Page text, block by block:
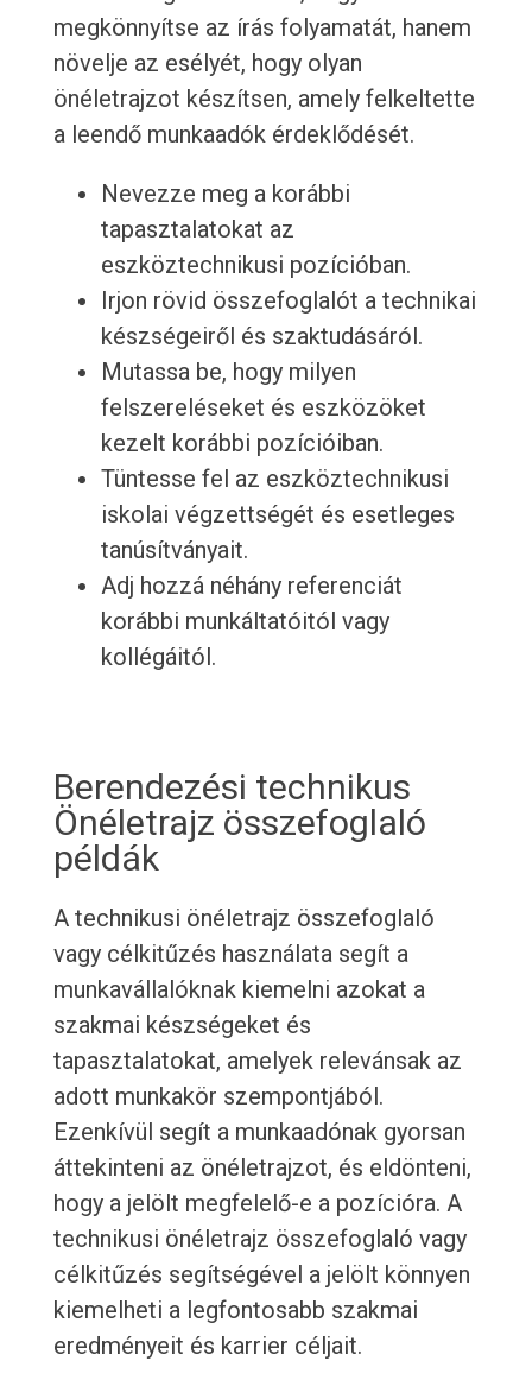
megkönnyítse az írás folyamatát, hanem
növelje az esélyét, hogy olyan
önéletrajzot készítsen, amely felkeltette
a leendő munkaadók érdeklődését.
Nevezze meg a korábbi
tapasztalatokat az
eszköztechnikusi pozícióban.
Irjon rövid összefoglalót a technikai
készségeiről és szaktudásáról.
Mutassa be, hogy milyen
felszereléseket és eszközöket
kezelt korábbi pozícióiban.
Tüntesse fel az eszköztechnikusi
iskolai végzettségét és esetleges
tanúsítványait.
Adj hozzá néhány referenciát
korábbi munkáltatóitól vagy
kollégáitól.
Berendezési technikus
Önéletrajz összefoglaló
példák
A technikusi önéletrajz összefoglaló
vagy célkitűzés használata segít a
munkavállalóknak kiemelni azokat a
szakmai készségeket és
tapasztalatokat, amelyek relevánsak az
adott munkakör szempontjából.
Ezenkívül segít a munkaadónak gyorsan
áttekinteni az önéletrajzot, és eldönteni,
hogy a jelölt megfelelő-e a pozícióra. A
technikusi önéletrajz összefoglaló vagy
célkitűzés segítségével a jelölt könnyen
kiemelheti a legfontosabb szakmai
eredményeit és karrier céljait.